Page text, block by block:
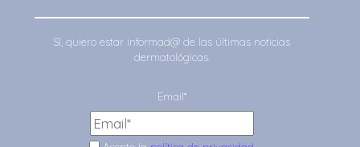
Sí, quiero estar informad@ de las últimas noticias
dermatológicas.
Email*